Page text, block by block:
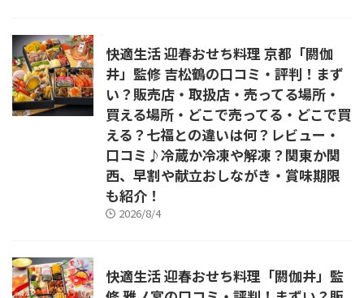
快適生活 迎春おせち料理 京都「閼伽
井」監修 吉松鶴の口コミ・評判！まず
い？販売店・取扱店・売ってる場所・
買える場所・どこで売ってる・どこで買
える？七福との違いは何？レビュー・
口コミ♪冷蔵か冷凍や解凍？関東か関
西、早割や献立おしながき・賞味期限
も紹介！
2026/8/4
快適生活 迎春おせち料理「閼伽井」監